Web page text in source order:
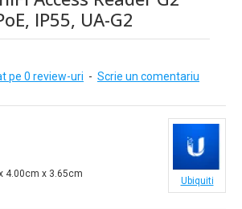
IP55, UA-G2
pe 0 review-uri - Scrie un comentariu
4.00cm x 3.65cm
Ubiquiti